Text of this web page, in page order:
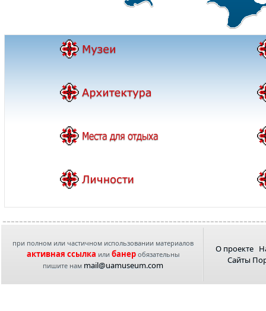
при полном или частичном использовании материалов
активная ссылка или банеробязательны
пишите нам mail@uamuseum.com
О проекте
Сайты